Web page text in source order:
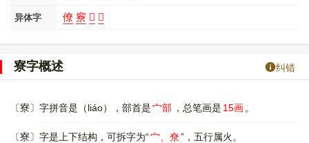
异体字 僚 竂 𥨤 𥨽
寮字概述 纠错
〔寮〕字拼音是（liáo），部首是宀部 ，总笔画是 15画 。
〔寮〕字是上下结构，可拆字为“宀、尞”，五行属火。